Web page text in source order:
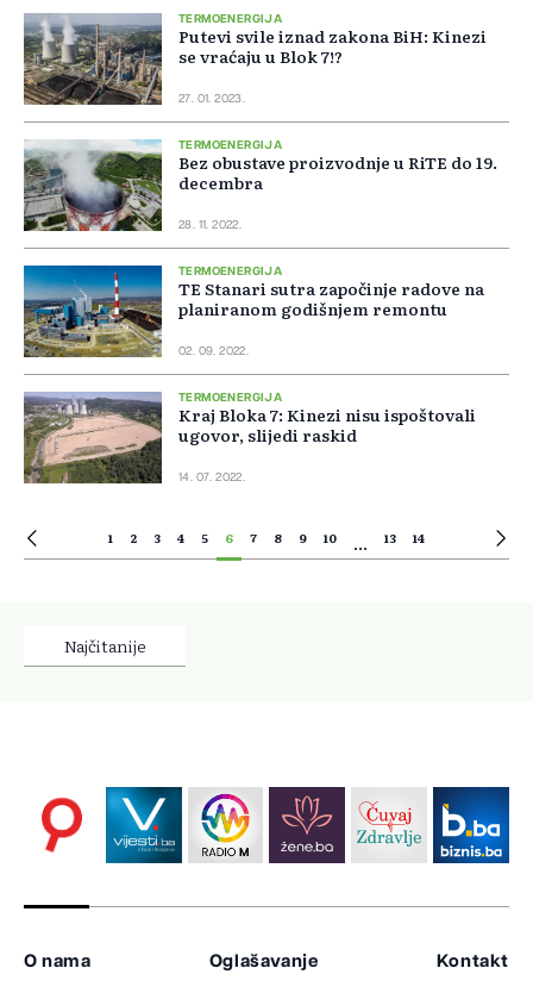
TERMOENERGIJA
Putevi svile iznad zakona BiH: Kinezi
se vraćaju u Blok 7!?
27. 01. 2023.
TERMOENERGIJA
Bez obustave proizvodnje u RiTE do 19.
decembra
28. 11. 2022.
TERMOENERGIJA
TE Stanari sutra započinje radove na
planiranom godišnjem remontu
02. 09. 2022.
TERMOENERGIJA
Kraj Bloka 7: Kinezi nisu ispoštovali
ugovor, slijedi raskid
14. 07. 2022.
1 2 3 4 5 6 7 8 9 10 ... 13 14
Najčitanije
O nama Oglašavanje Kontakt